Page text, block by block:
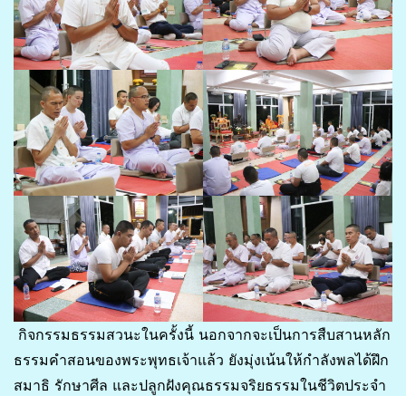
กิจกรรมธรรมสวนะในครั้งนี้ นอกจากจะเป็นการสืบสานหลัก
ธรรมคำสอนของพระพุทธเจ้าแล้ว ยังมุ่งเน้นให้กำลังพลได้ฝึก
สมาธิ รักษาศีล และปลูกฝังคุณธรรมจริยธรรมในชีวิตประจำ